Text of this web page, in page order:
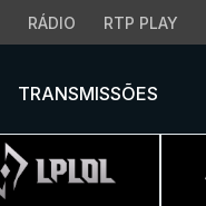
RÁDIO RTP PLAY
TRANSMISSÕES